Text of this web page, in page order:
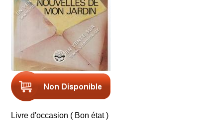
Livre d'occasion ( Bon état )